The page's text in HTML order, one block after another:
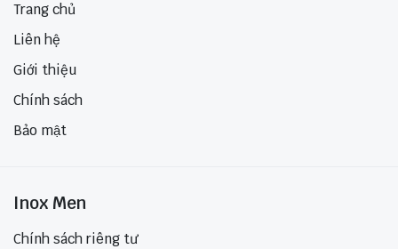
Trang chủ
Liên hệ
Giới thiệu
Chính sách
Bảo mật
Inox Men
Chính sách riêng tư